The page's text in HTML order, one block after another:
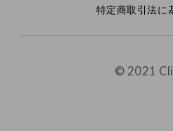
特定商取引法に
© 2021